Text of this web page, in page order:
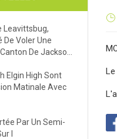
Leavittsbug,
De Voler Une
De Jackson,
Elgin High Sont
Matinale Avec
Par Un Semi-
I